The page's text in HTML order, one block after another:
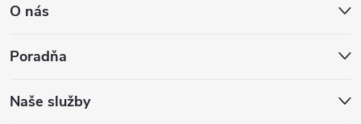
O nás
Poradňa
Naše služby